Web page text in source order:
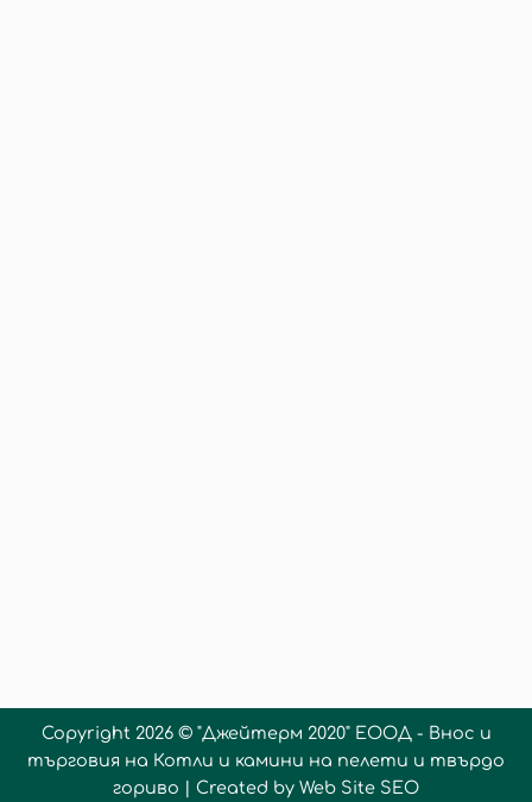
Copyright 2026 © "Джейтерм 2020" ЕООД - Внос и
търговия на Котли и камини на пелети и твърдо
гориво | Created by Web Site SEO